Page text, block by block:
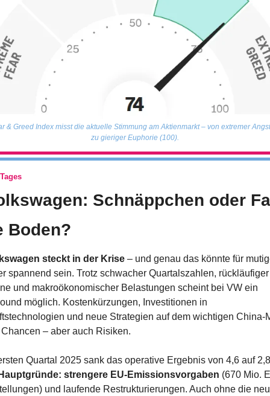
& Greed Index misst die aktuelle Stimmung am Aktienmarkt – von extremer
zu gieriger Euphorie (100).
Schnäppchen oder
Boden?
steckt in der Krise – und genau das könnte für
spannend sein. Trotz schwacher Quartalszahlen, rückläufiger
und makroökonomischer Belastungen scheint bei VW ein
möglich. Kostenkürzungen, Investitionen in
und neue Strategien auf dem wichtigen China-
– aber auch Risiken.
Quartal 2025 sank das operative Ergebnis von 4,6 auf
strengere EU-Emissionsvorgaben (670 Mio.
und laufende Restrukturierungen. Auch ohne die